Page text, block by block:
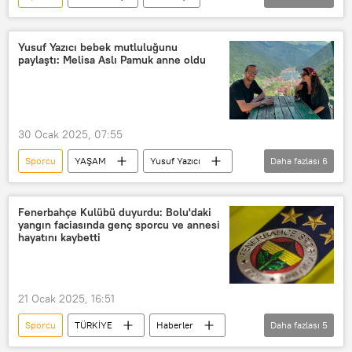
Donald Trump
Marco Rubio
Trans birey
Trans
Yusuf Yazıcı bebek mutluluğunu
paylaştı: Melisa Aslı Pamuk anne oldu
30 Ocak 2025, 07:55
Sporcu YAŞAM
Yusuf Yazıcı
Paris
Bebek
Bebek
Doğum
Futbol
Melisa Aslı Pamuk
Daha fazlası 6
Fenerbahçe Kulübü duyurdu: Bolu'daki
yangın faciasında genç sporcu ve annesi
hayatını kaybetti
21 Ocak 2025, 16:51
Sporcu TÜRKİYE
Haberler
Bolu
Fenerbahçe
Daha fazlası 5